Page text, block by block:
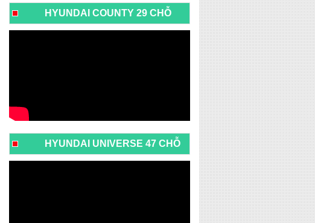
HYUNDAI COUNTY 29 CHỖ
HYUNDAI UNIVERSE 47 CHỖ